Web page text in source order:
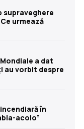
supraveghere
urmează
a dat
au vorbit despre
în
acolo”